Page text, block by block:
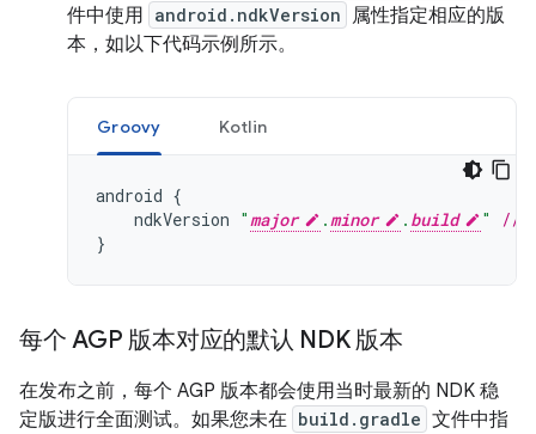
件中使用 android.ndkVersion
属性指定相应的版
本，如以下代码示例所示。
Groovy Kotlin
android {
ndkVersion " major . minor . build "
//
}
每个 AGP 版本对应的默认 NDK 版本
在发布之前，每个 AGP 版本都会使用当时最新的 NDK 稳
定版进行全面测试。如果您未在 build.gradle 文件中指